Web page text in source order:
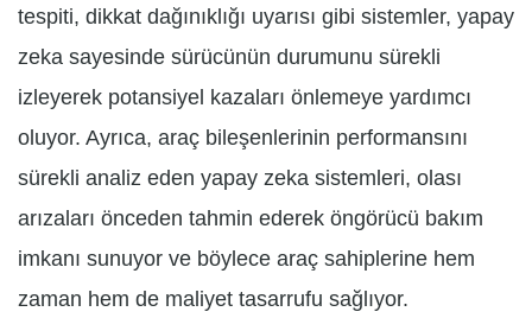
tespiti, dikkat dağınıklığı uyarısı gibi sistemler, yapay
zeka sayesinde sürücünün durumunu sürekli
izleyerek potansiyel kazaları önlemeye yardımcı
oluyor. Ayrıca, araç bileşenlerinin performansını
sürekli analiz eden yapay zeka sistemleri, olası
arızaları önceden tahmin ederek öngörücü bakım
imkanı sunuyor ve böylece araç sahiplerine hem
zaman hem de maliyet tasarrufu sağlıyor.